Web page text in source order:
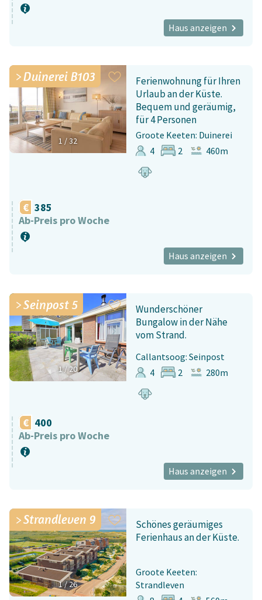
Haus anzeigen
1 /32
Duinerei B103
Ferienwohnung für Ihren
Urlaub an der Küste.
Bequem und geräumig,
für 4 Personen
Groote Keeten: Duinerei
4
2 460m
385
Ab-Preis pro Woche
Haus anzeigen
1/20
Seinpost 5
Wunderschöner
Bungalow in der Nähe
vom Strand.
Callantsoog: Seinpost
4
2 280m
400
Ab-Preis pro Woche
Haus anzeigen
1/26
Strandleven 9
Schönes geräumiges
Ferienhaus an der Küste.
Groote Keeten:
Strandleven